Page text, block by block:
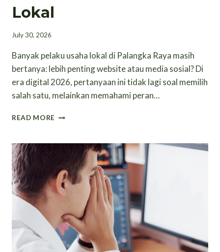
Lokal
July 30, 2026
Banyak pelaku usaha lokal di Palangka Raya masih
bertanya: lebih penting website atau media sosial? Di
era digital 2026, pertanyaan ini tidak lagi soal memilih
salah satu, melainkan memahami peran…
READ MORE WEBSITE
SOSIAL:
STRATEGI
DIGITAL
YANG
TEPAT
UNTUK
LOKAL